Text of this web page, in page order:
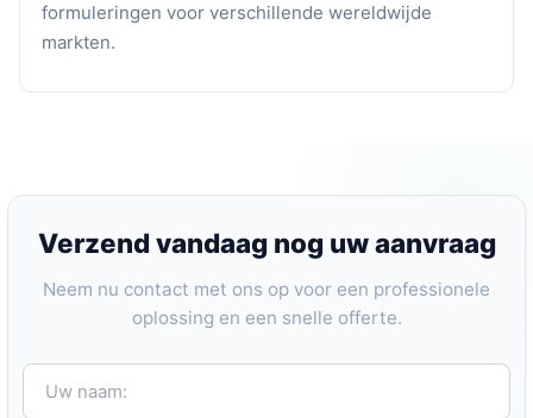
formuleringen voor verschillende wereldwijde
markten.
Verzend vandaag nog uw aanvraag
Neem nu contact met ons op voor een professionele
oplossing en een snelle offerte.
Uw naam: